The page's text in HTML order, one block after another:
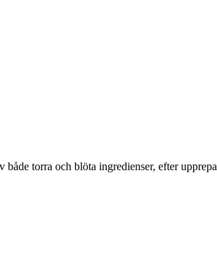
torra och blöta ingredienser, efter